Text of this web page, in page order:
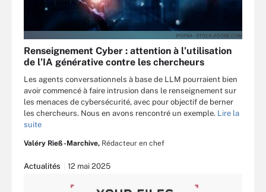
IPOPBA - STOCK.ADOBE.COM
Renseignement Cyber : attention à l’utilisation
de l’IA générative contre les chercheurs
Les agents conversationnels à base de LLM pourraient bien
avoir commencé à faire intrusion dans le renseignement sur
les menaces de cybersécurité, avec pour objectif de berner
les chercheurs. Nous en avons rencontré un exemple. Lire la
suite
Valéry Rieß-Marchive, Rédacteur en chef
Actualités 12 mai 2025